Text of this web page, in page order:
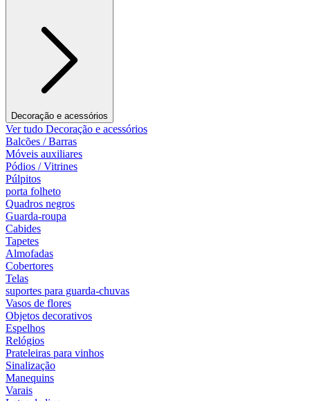
Decoração e acessórios
Ver tudo Decoração e acessórios
Balcões / Barras
Móveis auxiliares
Pódios / Vitrines
Púlpitos
porta folheto
Quadros negros
Guarda-roupa
Cabides
Tapetes
Almofadas
Cobertores
Telas
suportes para guarda-chuvas
Vasos de flores
Objetos decorativos
Espelhos
Relógios
Prateleiras para vinhos
Sinalização
Manequins
Varais